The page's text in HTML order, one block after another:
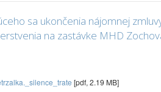
sa ukončenia nájomnej
na zastávke MHD
[pdf, 2.19 MB]